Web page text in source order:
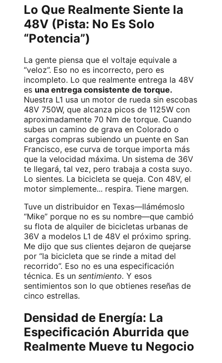
Lo Que Realmente Siente la
48V (Pista: No Es Solo
“Potencia”)
La gente piensa que el voltaje equivale a
“veloz”. Eso no es incorrecto, pero es
incompleto. Lo que realmente entrega la 48V
es una entrega consistente de torque.
Nuestra L1 usa un motor de rueda sin escobas
48V 750W, que alcanza picos de 1125W con
aproximadamente 70 Nm de torque. Cuando
subes un camino de grava en Colorado o
cargas compras subiendo un puente en San
Francisco, ese curva de torque importa más
que la velocidad máxima. Un sistema de 36V
te llegará, tal vez, pero trabaja a costa suyo.
Lo sientes. La bicicleta se queja. Con 48V, el
motor simplemente... respira. Tiene margen.
Tuve un distribuidor en Texas—llámémoslo
“Mike” porque no es su nombre—que cambió
su flota de alquiler de bicicletas urbanas de
36V a modelos L1 de 48V el próximo spring.
Me dijo que sus clientes dejaron de quejarse
por “la bicicleta que se rinde a mitad del
recorrido”. Eso no es una especificación
técnica. Es un sentimiento. Y esos
sentimientos son lo que obtienes reseñas de
cinco estrellas.
Densidad de Energía: La
Especificación Aburrida que
Realmente Mueve tu Negocio